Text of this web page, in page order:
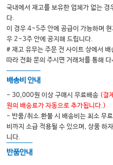
국내에서 재고를 보유한 업체가 없는 경
다.
이 경우 4~5주 안에 공급이 가능하며
우 2~3주 안에 공지해 드립니다.
# 재고 유무는 주문 전 사이트 상에서
따라 전화 문의 주시면 거래처를 통해
배송비 안내
- 30,000원 이상 구매시 무료배송 (결
원의 배송료가 자동으로 추가됩니다.)
- 반품/취소.환불 시 배송비는 최소 무
비까지 소급 적용될 수 있으며, 상품 하
니다.
반품안내